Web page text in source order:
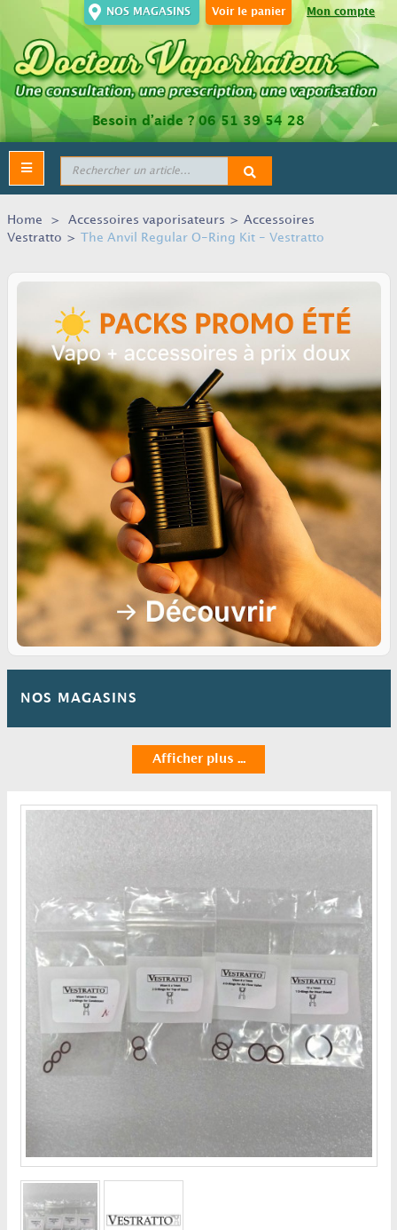
Mon compte
Voir le panier
NOS MAGASINS
Besoin d’aide ?06 51 39 54 28
Toggle
navigation
Home > Accessoires vaporisateurs > Accessoires
Vestratto > The Anvil Regular O-Ring Kit - Vestratto
NOS MAGASINS
Afficher plus ...